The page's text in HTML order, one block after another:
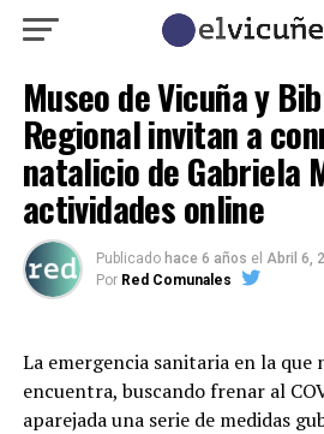
Museo de Vicuña y
Regional invitan a
natalicio de Gabriela
actividades online
Publicado hace 6 años el Abril 6,
Por Red Comunales
La emergencia sanitaria en la que
encuentra, buscando frenar al
aparejada una serie de medidas